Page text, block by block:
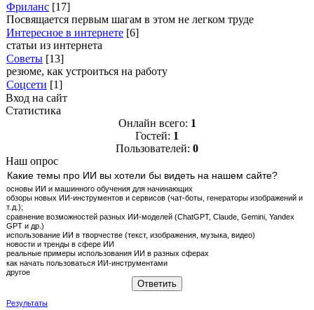
Фриланс [17]
Посвящается первым шагам в этом не легком труде
Интересное в интернете [6]
статьи из интернета
Советы [13]
резюме, как устроиться на работу
Соцсети [1]
Вход на сайт
Статистика
Онлайн всего: 1
Гостей: 1
Пользователей: 0
Наш опрос
Какие темы про ИИ вы хотели бы видеть на нашем сайте?
основы ИИ и машинного обучения для начинающих
обзоры новых ИИ‑инструментов и сервисов (чат‑боты, генераторы изображений и
т. д.);
сравнение возможностей разных ИИ‑моделей (ChatGPT, Claude, Gemini, Yandex
GPT и др.)
использование ИИ в творчестве (текст, изображения, музыка, видео)
новости и тренды в сфере ИИ
реальные примеры использования ИИ в разных сферах
как начать пользоваться ИИ‑инструментами
другое
Результаты